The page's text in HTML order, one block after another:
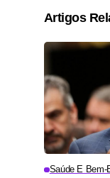
Artigos
Saúde E Bem-